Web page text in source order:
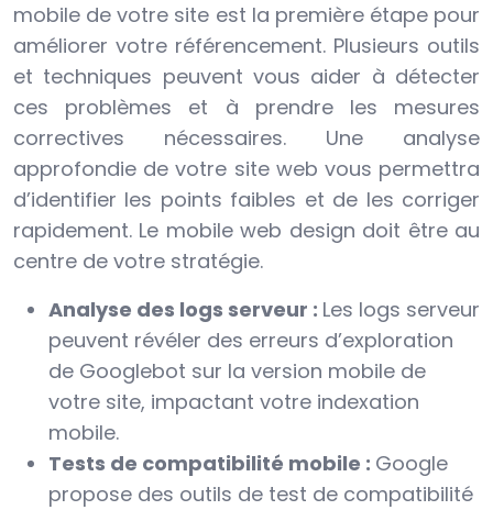
mobile de votre site est la première étape pour
améliorer votre référencement. Plusieurs outils
et techniques peuvent vous aider à détecter
ces problèmes et à prendre les mesures
correctives nécessaires. Une analyse
approfondie de votre site web vous permettra
d’identifier les points faibles et de les corriger
rapidement. Le mobile web design doit être au
centre de votre stratégie.
Analyse des logs serveur : Les logs serveur
peuvent révéler des erreurs d’exploration
de Googlebot sur la version mobile de
votre site, impactant votre indexation
mobile.
Tests de compatibilité mobile : Google
propose des outils de test de compatibilité